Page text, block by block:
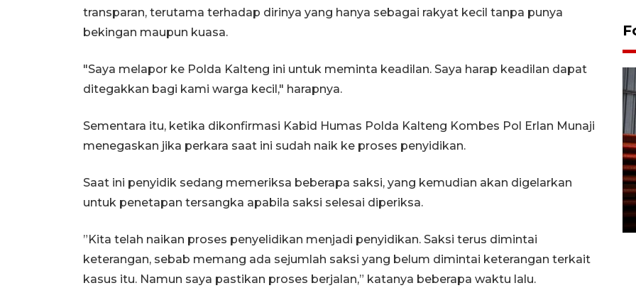
transparan, terutama terhadap dirinya yang hanya sebagai rakyat kecil tanpa punya
bekingan maupun kuasa.
"Saya melapor ke Polda Kalteng ini untuk meminta keadilan. Saya harap keadilan dapat
ditegakkan bagi kami warga kecil," harapnya.
Sementara itu, ketika dikonfirmasi Kabid Humas Polda Kalteng Kombes Pol Erlan Munaji
menegaskan jika perkara saat ini sudah naik ke proses penyidikan.
Saat ini penyidik sedang memeriksa beberapa saksi, yang kemudian akan digelarkan
untuk penetapan tersangka apabila saksi selesai diperiksa.
”Kita telah naikan proses penyelidikan menjadi penyidikan. Saksi terus dimintai
keterangan, sebab memang ada sejumlah saksi yang belum dimintai keterangan terkait
kasus itu. Namun saya pastikan proses berjalan,” katanya beberapa waktu lalu.
kemarau di Kalimantan
Tengah